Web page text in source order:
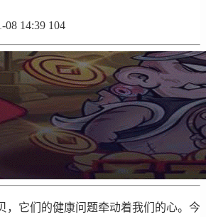
08 14:39 104
，它们的健康问题牵动着我们的心。今